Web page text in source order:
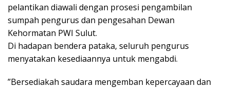
​​pelantikan diawali dengan prosesi pengambilan
sumpah pengurus dan pengesahan Dewan
Kehormatan PWI Sulut.
Di hadapan bendera pataka, seluruh pengurus
menyatakan kesediaannya untuk mengabdi.
​”Bersediakah saudara mengemban kepercayaan dan